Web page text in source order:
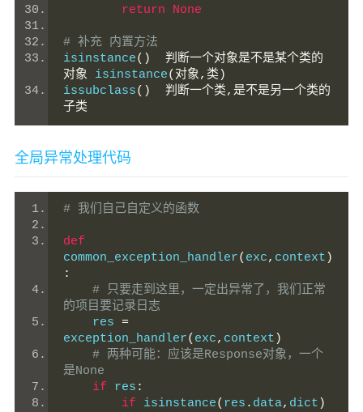
return
None
# 补充 内置方法
isinstance()
判断一个对象是不是某个类的
对象 isinstance(对象,类)
issubclass()
判断一个类,是不是另一个类的
子类
全局异常处理代码
# 我们自己自定义的函数
def
common_exception_handler( exc, context )
:
# 只要走到这里，一定出异常了，我们正常
的项目要记录日志
    res
=
exception_handler( exc, context )
# 两种可能：应该是Response对象，一个
是None
if res :
if isinstance( res . data, dict )